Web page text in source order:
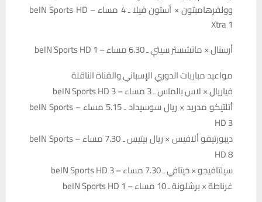
وولفرهامبتون × أستون فيلا ـ 4 مساء – beIN Sports HD
Xtra 1
أرسنال × مانشستر سيتي ـ 6.30 مساء – beIN Sports HD 1
مواعيد مباريات الدوري الإسباني والقناة الناقلة
فياريال × لاس بالماس ـ 3 مساء – beIN Sports HD 3
أتلتيكو مدريد × ريال سوسيداد ـ 5.15 مساء – beIN Sports
HD 3
ديبورتيفو ألافيس × ريال بيتيس ـ 7.30 مساء – beIN Sports
HD 8
سيلتافيجو × خيتافي ـ 7.30 مساء – beIN Sports HD 3
غرناطة × برشلونة ـ 10 مساء – beIN Sports HD 1